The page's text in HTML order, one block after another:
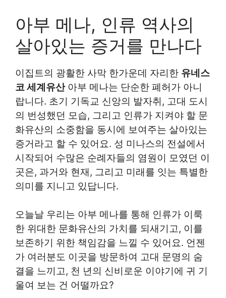
아부 메나, 인류 역사의
살아있는 증거를 만나다
이집트의 광활한 사막 한가운데 자리한 유네스
코 세계유산아부 메나는 단순한 폐허가 아니
랍니다. 초기 기독교 신앙의 발자취, 고대 도시
의 번성했던 모습, 그리고 인류가 지켜야 할 문
화유산의 소중함을 동시에 보여주는 살아있는
증거라고 할 수 있어요. 성 미나스의 전설에서
시작되어 수많은 순례자들의 염원이 모였던 이
곳은, 과거와 현재, 그리고 미래를 잇는 특별한
의미를 지니고 있답니다.
오늘날 우리는 아부 메나를 통해 인류가 이룩
한 위대한 문화유산의 가치를 되새기고, 이를
보존하기 위한 책임감을 느낄 수 있어요. 언젠
가 여러분도 이곳을 방문하여 고대 문명의 숨
결을 느끼고, 천 년의 신비로운 이야기에 귀 기
울여 보는 건 어떨까요?